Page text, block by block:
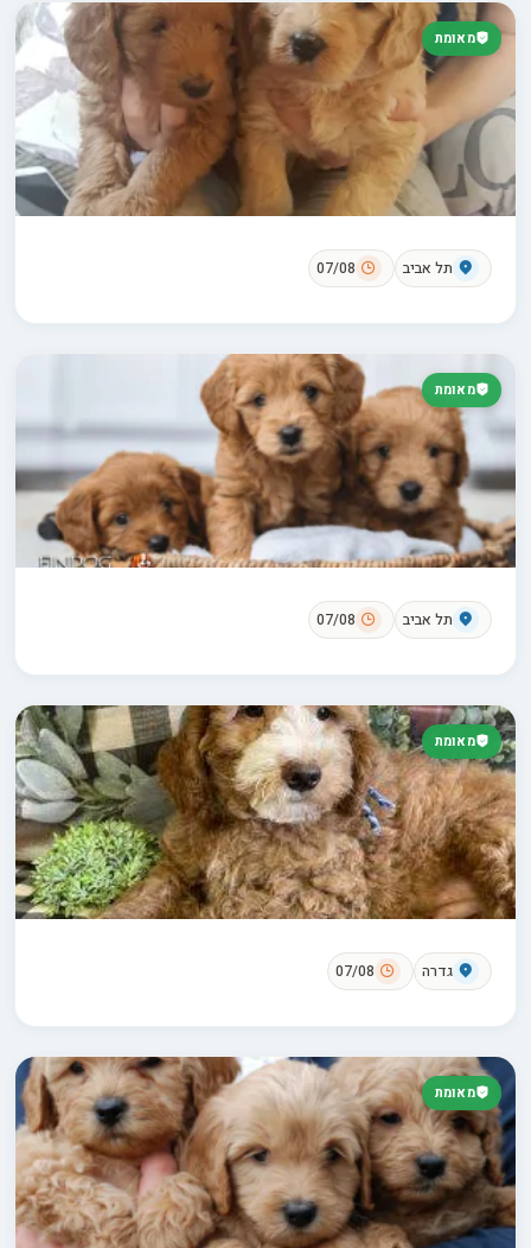
מאומת
תל אביב 07/08
מאומת
תל אביב 07/08
מאומת
גדרה 07/08
מאומת